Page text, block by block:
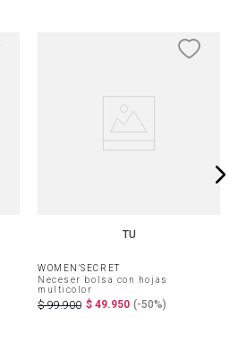
TU
WOMEN'SECRET
Neceser bolsa con hojas
multicolor
$ 99.900 $ 49.950 (-50%)